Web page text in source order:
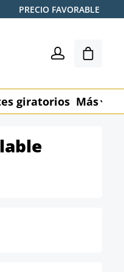
PRECIO FAVORABLE
El
giratorios Más